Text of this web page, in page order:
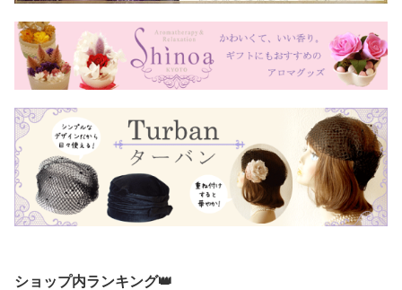
ショップ内ランキング👑